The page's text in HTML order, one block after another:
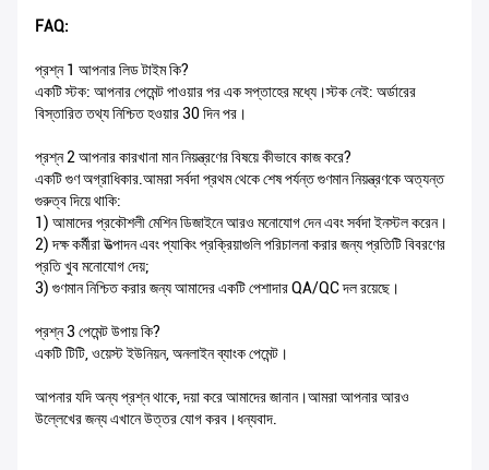
FAQ:
প্রশ্ন 1 আপনার লিড টাইম কি?
একটি স্টক: আপনার পেমেন্ট পাওয়ার পর এক সপ্তাহের মধ্যে।স্টক নেই: অর্ডারের
বিস্তারিত তথ্য নিশ্চিত হওয়ার 30 দিন পর।
প্রশ্ন 2 আপনার কারখানা মান নিয়ন্ত্রণের বিষয়ে কীভাবে কাজ করে?
একটি গুণ অগ্রাধিকার.আমরা সর্বদা প্রথম থেকে শেষ পর্যন্ত গুণমান নিয়ন্ত্রণকে অত্যন্ত
গুরুত্ব দিয়ে থাকি:
1) আমাদের প্রকৌশলী মেশিন ডিজাইনে আরও মনোযোগ দেন এবং সর্বদা ইনস্টল করেন।
2) দক্ষ কর্মীরা উত্পাদন এবং প্যাকিং প্রক্রিয়াগুলি পরিচালনা করার জন্য প্রতিটি বিবরণের
প্রতি খুব মনোযোগ দেয়;
3) গুণমান নিশ্চিত করার জন্য আমাদের একটি পেশাদার QA/QC দল রয়েছে।
প্রশ্ন 3 পেমেন্ট উপায় কি?
একটি টিটি, ওয়েস্ট ইউনিয়ন, অনলাইন ব্যাংক পেমেন্ট।
আপনার যদি অন্য প্রশ্ন থাকে, দয়া করে আমাদের জানান।আমরা আপনার আরও
উল্লেখের জন্য এখানে উত্তর যোগ করব।ধন্যবাদ.